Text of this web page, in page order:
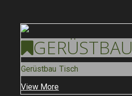
GERÜSTBAU
Gerüstbau Tisch
View More